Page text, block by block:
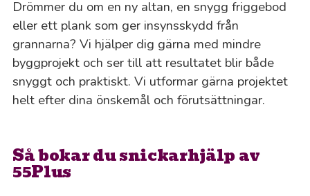
Drömmer du om en ny altan, en snygg friggebod
eller ett plank som ger insynsskydd från
grannarna? Vi hjälper dig gärna med mindre
byggprojekt och ser till att resultatet blir både
snyggt och praktiskt. Vi utformar gärna projektet
helt efter dina önskemål och förutsättningar.
Så bokar du snickarhjälp av
55Plus